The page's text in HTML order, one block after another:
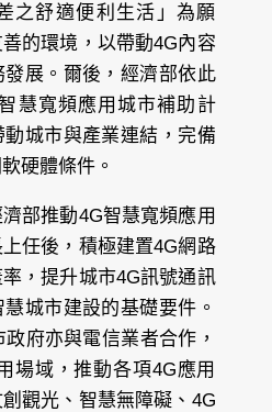
之舒適便利生活」為願
的環境，以帶動4G內容
展。爾後，經濟部依此
慧寬頻應用城市補助計
城市與產業連結，完備
硬體條件。
部推動4G智慧寬頻應用
任後，積極建置4G網路
，提升城市4G訊號通訊
城市建設的基礎要件。
府亦與電信業者合作，
場域，推動各項4G應用
觀光、智慧無障礙、4G